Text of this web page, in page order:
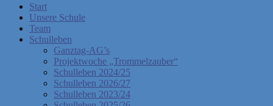
Start
Unsere Schule
Team
Schulleben
Ganztag-AG’s
Projektwoche „Trommelzauber“
Schulleben 2024/25
Schulleben 2026/27
Schulleben 2023/24